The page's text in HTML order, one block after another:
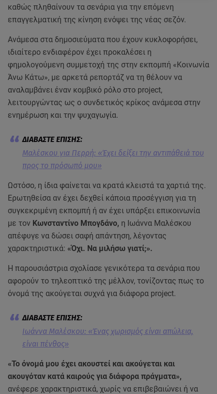
καθώς πληθαίνουν τα σενάρια για την επόμενη
επαγγελματική της κίνηση ενόψει της νέας σεζόν.
Ανάμεσα στα δημοσιεύματα που έχουν κυκλοφορήσει,
ιδιαίτερο ενδιαφέρον έχει προκαλέσει η
φημολογούμενη συμμετοχή της στην εκπομπή «Κοινωνία
Άνω Κάτω», με αρκετά ρεπορτάζ να τη θέλουν να
αναλαμβάνει έναν κομβικό ρόλο στο project,
λειτουργώντας ως ο συνδετικός κρίκος ανάμεσα στην
ενημέρωση και την ψυχαγωγία.
Μαλέσκου για Περρή: «Έχει δείξει την αντιπάθειά του
προς το πρόσωπό μου»
Ωστόσο, η ίδια φαίνεται να κρατά κλειστά τα χαρτιά της.
Ερωτηθείσα αν έχει δεχθεί κάποια προσέγγιση για τη
συγκεκριμένη εκπομπή ή αν έχει υπάρξει επικοινωνία
με τον Κωνσταντίνο Μπογδάνο, η Ιωάννα Μαλέσκου
απέφυγε να δώσει σαφή απάντηση, λέγοντας
χαρακτηριστικά: «Όχι. Να μιλήσω γιατί;».
Η παρουσιάστρια σχολίασε γενικότερα τα σενάρια που
αφορούν το τηλεοπτικό της μέλλον, τονίζοντας πως το
όνομά της ακούγεται συχνά για διάφορα project.
Ιωάννα Μαλέσκου: «Ένας χωρισμός είναι απώλεια,
είναι πένθος»
«Το όνομά μου έχει ακουστεί και ακούγεται και
ακουγόταν κατά καιρούς για διάφορα πράγματα»,
ανέφερε χαρακτηριστικά, χωρίς να επιβεβαιώνει ή να